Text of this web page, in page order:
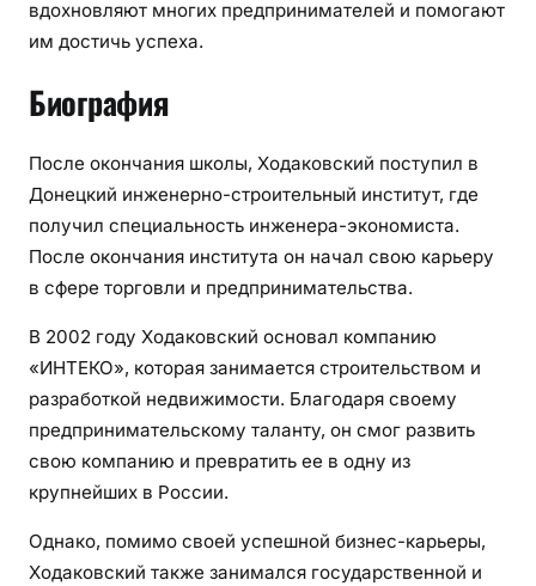
вдохновляют многих предпринимателей и помогают
им достичь успеха.
Биография
После окончания школы, Ходаковский поступил в
Донецкий инженерно-строительный институт, где
получил специальность инженера-экономиста.
После окончания института он начал свою карьеру
в сфере торговли и предпринимательства.
В 2002 году Ходаковский основал компанию
«ИНТЕКО», которая занимается строительством и
разработкой недвижимости. Благодаря своему
предпринимательскому таланту, он смог развить
свою компанию и превратить ее в одну из
крупнейших в России.
Однако, помимо своей успешной бизнес-карьеры,
Ходаковский также занимался государственной и